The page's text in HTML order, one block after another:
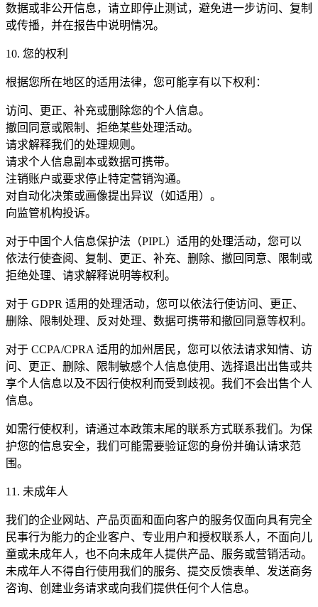
数据或非公开信息，请立即停止测试，避免进一步访问、复制
或传播，并在报告中说明情况。
10. 您的权利
根据您所在地区的适用法律，您可能享有以下权利：
访问、更正、补充或删除您的个人信息。
撤回同意或限制、拒绝某些处理活动。
请求解释我们的处理规则。
请求个人信息副本或数据可携带。
注销账户或要求停止特定营销沟通。
对自动化决策或画像提出异议（如适用）。
向监管机构投诉。
对于中国个人信息保护法（PIPL）适用的处理活动，您可以
依法行使查阅、复制、更正、补充、删除、撤回同意、限制或
拒绝处理、请求解释说明等权利。
对于 GDPR 适用的处理活动，您可以依法行使访问、更正、
删除、限制处理、反对处理、数据可携带和撤回同意等权利。
对于 CCPA/CPRA 适用的加州居民，您可以依法请求知情、访
问、更正、删除、限制敏感个人信息使用、选择退出出售或共
享个人信息以及不因行使权利而受到歧视。我们不会出售个人
信息。
如需行使权利，请通过本政策末尾的联系方式联系我们。为保
护您的信息安全，我们可能需要验证您的身份并确认请求范
围。
11. 未成年人
我们的企业网站、产品页面和面向客户的服务仅面向具有完全
民事行为能力的企业客户、专业用户和授权联系人，不面向儿
童或未成年人，也不向未成年人提供产品、服务或营销活动。
未成年人不得自行使用我们的服务、提交反馈表单、发送商务
咨询、创建业务请求或向我们提供任何个人信息。